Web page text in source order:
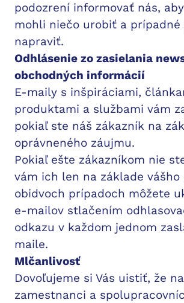
podozrení informovať nás,
mohli niečo urobiť a prípadné
napraviť.
Odhlásenie zo zasielania
obchodných informácií
E-maily s inšpiráciami,
produktami a službami vám
pokiaľ ste náš zákazník na
oprávneného záujmu.
Pokiaľ ešte zákazníkom nie
vám ich len na základe vášho
obidvoch prípadoch môžete
e-mailov stlačením
odkazu v každom jednom
maile.
Mlčanlivosť
Dovoľujeme si Vás uistiť, že
zamestnanci a